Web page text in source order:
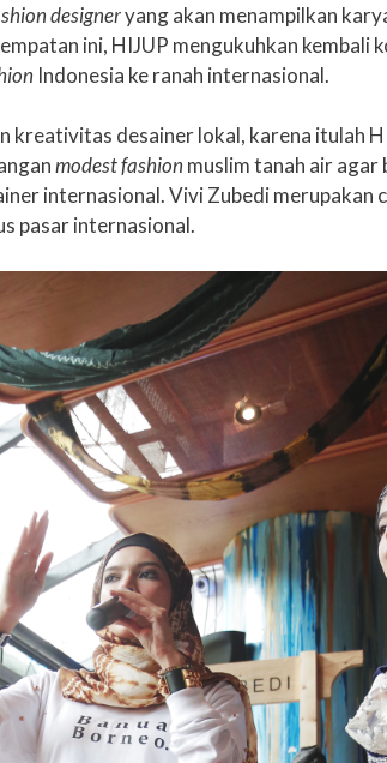
designeryang akan menampilkan
ini, HIJUP mengukuhkan kembali
Indonesia ke ranah internasional.
kreativitas desainer lokal, karena itulah
modest fashion muslim tanah air agar
internasional. Vivi Zubedi merupakan
pasar internasional.